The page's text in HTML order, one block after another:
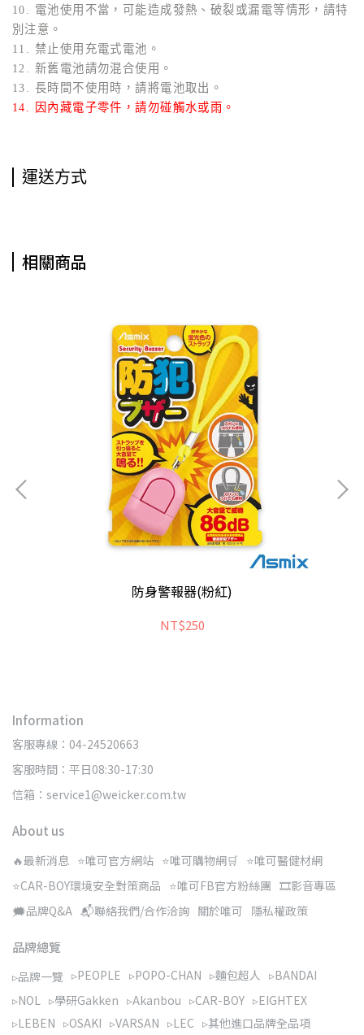
10. 電池使用不當，可能造成發熱、破裂或漏電等情形，請特
別注意。
11. 禁止使用充電式電池。
12. 新舊電池請勿混合使用。
13. 長時間不使用時，請將電池取出。
14. 因內藏電子零件，請勿碰觸水或雨。
運送方式
相關商品
防身警報器(粉紅)
NT$250
Information
客服專線：04-24520663
客服時間：平日08:30-17:30
信箱：service1@weicker.com.tw
About us
🔥最新消息 ⭐唯可官方網站 ⭐唯可購物網🛒 ⭐唯可醫健材網
⭐CAR-BOY環境安全對策商品 ⭐唯可FB官方粉絲團 🎞️影音專區
🗯️品牌Q&A 📬聯絡我們/合作洽詢 關於唯可 隱私權政策
品牌總覽
▹品牌一覽 ▹PEOPLE ▹POPO-CHAN ▹麵包超人 ▹BANDAI
▹NOL ▹學研Gakken ▹Akanbou ▹CAR-BOY ▹EIGHTEX
▹LEBEN ▹OSAKI ▹VARSAN ▹LEC ▹其他進口品牌全品項